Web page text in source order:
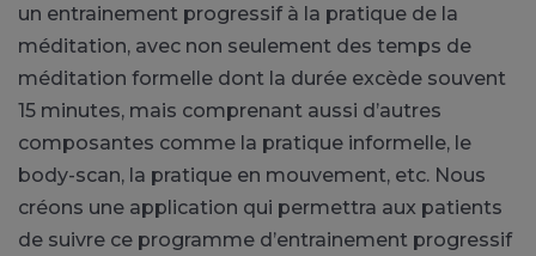
un entrainement progressif à la pratique de la
méditation, avec non seulement des temps de
méditation formelle dont la durée excède souvent
15 minutes, mais comprenant aussi d’autres
composantes comme la pratique informelle, le
body-scan, la pratique en mouvement, etc. Nous
créons une application qui permettra aux patients
de suivre ce programme d’entrainement progressif